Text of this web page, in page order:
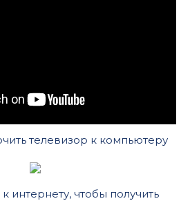
телевизор к компьютеру
интернету, чтобы получить